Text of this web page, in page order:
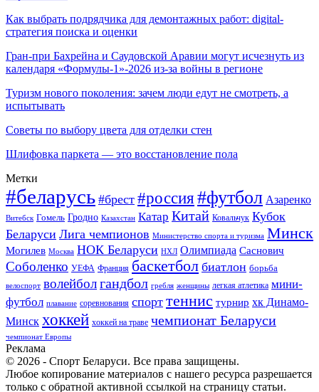
Как выбрать подрядчика для демонтажных работ: digital-
стратегия поиска и оценки
Гран-при Бахрейна и Саудовской Аравии могут исчезнуть из
календаря «Формулы-1»-2026 из-за войны в регионе
Туризм нового поколения: зачем люди едут не смотреть, а
испытывать
Советы по выбору цвета для отделки стен
Шлифовка паркета — это восстановление пола
Метки
#беларусь #брест #россия#футбол Азаренко
Витебск Гомель Гродно Казахстан Катар Китай Ковальчук Кубок
Беларуси Лига чемпионов Министерство спорта и туризма Минск
Могилев Москва НОК Беларуси НХЛ Олимпиада Саснович
Соболенко УЕФА Франция баскетбол биатлон борьба
велоспорт волейболгандбол гребля женщины легкая атлетика мини-
футбол плавание соревнования спорт теннис турнир хк Динамо-
Минск хоккей хоккей на траве чемпионат Беларуси
чемпионат Европы
Реклама
© 2026 - Спорт Беларуси. Все права защищены.
Любое копирование материалов с нашего ресурса разрешается
только с обратной активной ссылкой на страницу статьи.